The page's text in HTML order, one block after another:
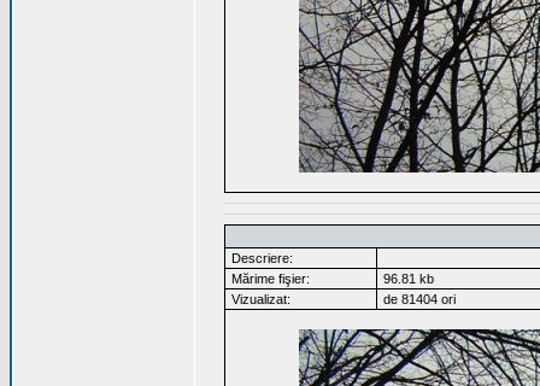
Descriere:
Mărime fişier:
96.81 kb
Vizualizat:
de 81404 ori